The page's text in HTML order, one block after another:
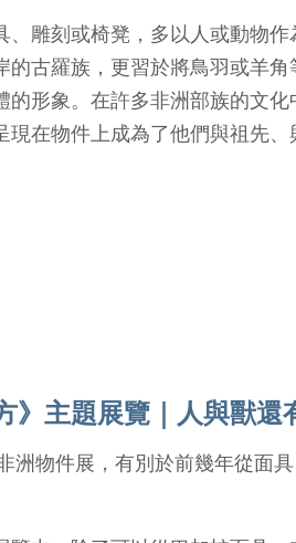
、雕刻或椅凳，多以人或動物
的古羅族，更習於將鳥羽或羊
的形象。在許多非洲部族的文
現在物件上成為了他們與祖先、
》主題展覽｜人與獸
洲物件展，有別於前幾年從面